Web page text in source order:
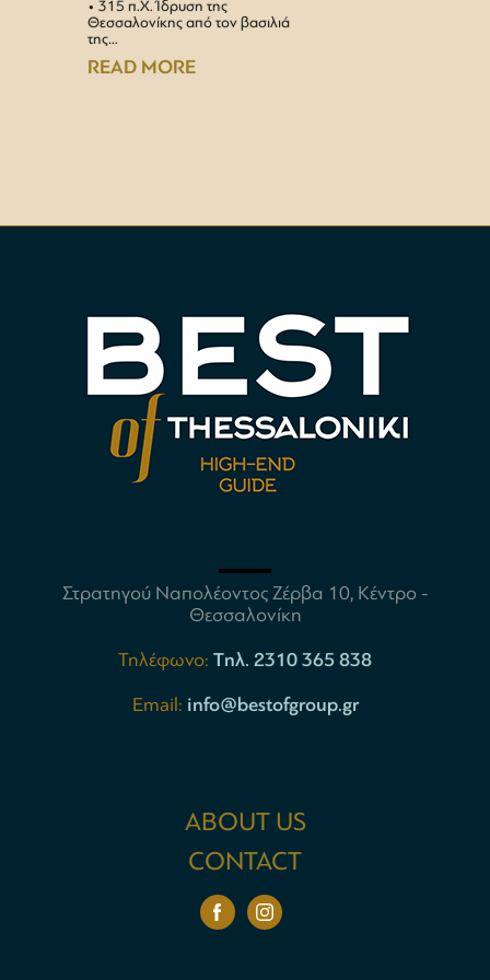
• 315 π.Χ. Ίδρυση της
Θεσσαλονίκης από τον βασιλιά
της…
READ MORE
Στρατηγού Ναπολέοντος Ζέρβα 10, Κέντρο -
Θεσσαλονίκη
Τηλέφωνο: Tηλ. 2310 365 838
Email: info@bestofgroup.gr
ABOUT US
CONTACT